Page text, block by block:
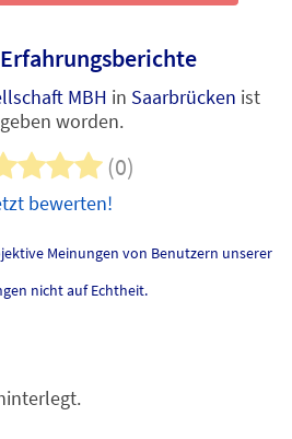
MBH in Saarbrücken ist
worden.
(0)
bewerten!
Meinungen von Benutzern unserer
nicht auf Echtheit.